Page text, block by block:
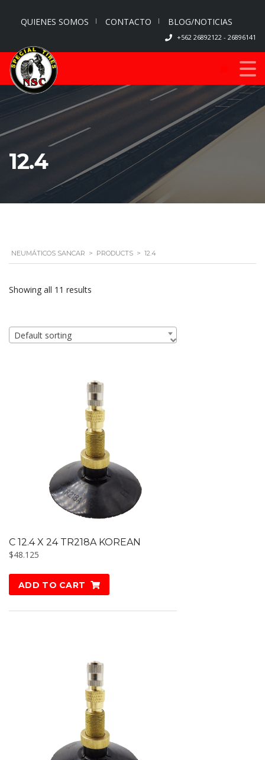
QUIENES SOMOS CONTACTO BLOG/NOTICIAS
+562 26892122 - 26896141
12.4
NEUMÁTICOS SANCAR > PRODUCTS > 12.4
Showing all 11 results
Default sorting
C 12.4 X 24 TR218A KOREAN
$48.125
ADD TO CART